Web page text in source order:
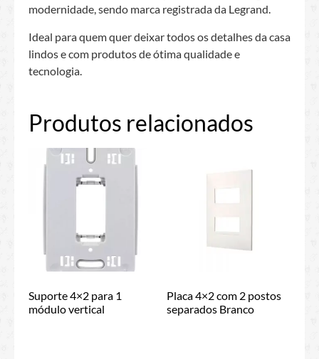
modernidade, sendo marca registrada da Legrand.
Ideal para quem quer deixar todos os detalhes da casa
lindos e com produtos de ótima qualidade e
tecnologia.
Produtos relacionados
Suporte 4×2 para 1
módulo vertical
Placa 4×2 com 2 postos
separados Branco